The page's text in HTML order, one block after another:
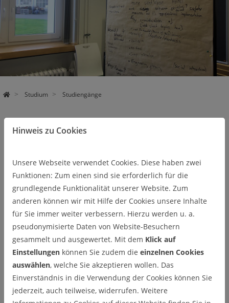
Studium Studiengänge
Studiengänge
bietet die TU Clausthal in dem Bereich Energie und Rohstoffe
Bachelor- und sechs Masterstudiengänge an. Das Konzept
des interdisziplinär angelegten Studiums orientiert sich am
Leitbild der Technischen Universität Clausthal und sieht die
Integration verschiedener Wissensbereiche vor. Orientiert an
den Strukturen der zugehörigen Industrie, zuständiger
Behörden und dem Spektrum der Dienstleistungen wird das
Studium in Anlehnung an die Vereinheitlichung der
europäischen Hochschulabschlüsse mit den Abschlüssen
Bachelor und Master of Science angeboten.
Der Bachelorstudiengang Energie und Rohstoffe und
Hinweis zu Cookies
Unsere Webseite verwendet Cookies. Diese haben zwei
Funktionen: Zum einen sind sie erforderlich für die
grundlegende Funktionalität unserer Website. Zum
anderen können wir mit Hilfe der Cookies unsere Inhalte
für Sie immer weiter verbessern. Hierzu werden u. a.
pseudonymisierte Daten von Website-Besuchern
gesammelt und ausgewertet. Mit dem Klick auf
Einstellungen können Sie zudem die einzelnen Cookies
auswählen, welche Sie akzeptieren wollen. Das
Einverständnis in die Verwendung der Cookies können Sie
jederzeit, auch teilweise, widerrufen. Weitere